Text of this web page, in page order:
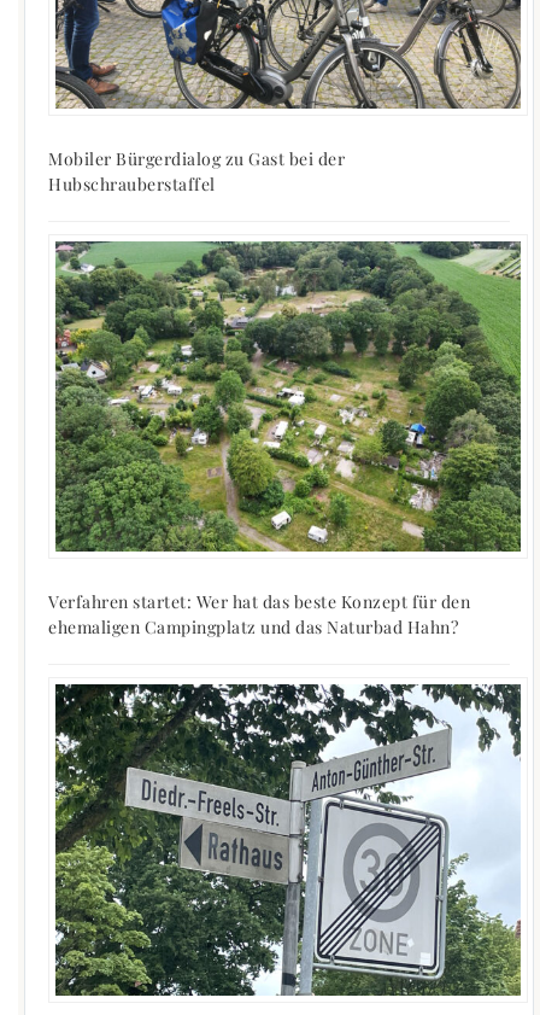
Mobiler Bürgerdialog zu Gast bei der
Hubschrauberstaffel
Verfahren startet: Wer hat das beste Konzept für den
ehemaligen Campingplatz und das Naturbad Hahn?